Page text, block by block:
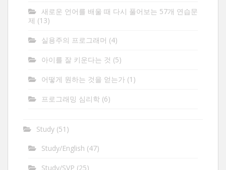
새로운 언어를 배울 때 다시 풀어보는 57개 연습문
제 (13)
실용주의 프로그래머 (4)
아이를 잘 키운다는 것 (5)
어떻게 원하는 것을 얻는가 (1)
프로그래밍 심리학 (6)
Study (51)
Study/English (47)
Study/SVP (25)